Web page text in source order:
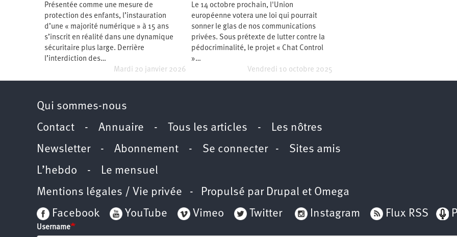
Hôpitaux
SNCF
Services
LGBTI
Santé
Vidéos
Dans
Amérique
Amérique
latine
Europe
Océanie
Présentée comme une mesure de
protection des enfants, l’instauration
d’une « majorité numérique » à 15 ans
s’inscrit en réalité dans une dynamique
sécuritaire plus large. Derrière
l’interdiction des…
Mardi 20 janvier 2026
Le 14 octobre prochain, l'Union
européenne votera une loi qui pourrait
sonner le glas de nos communications
privées. Sous prétexte de lutter contre la
pédocriminalité, le projet « Chat Control
»…
Vendredi 10 octobre 2025
Qui sommes-nous
Contact - Annuaire - Tous les articles - Les nôtres
Newsletter- Abonnement - Se connecter- Sites amis
L’hebdo - Le mensuel
Mentions légales / Vie privée - Propulsé par Drupal et Omega
Facebook
YouTube Vimeo Twitter Instagram Flux RSS
Username